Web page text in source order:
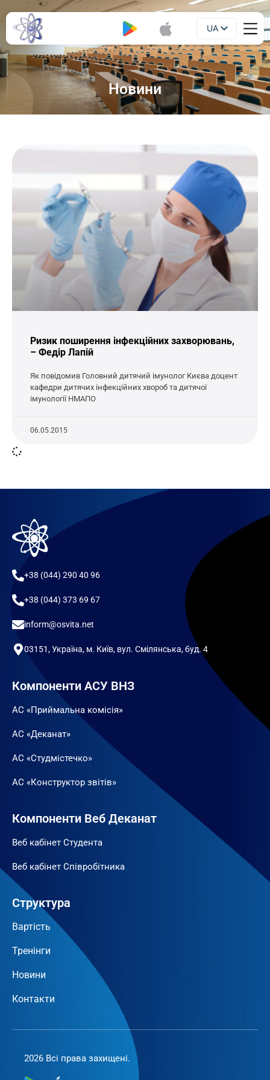
UA
EN
Новини
Ризик поширення інфекційних захворювань,
– Федір Лапій
Як повідомив Головний дитячий імунолог Києва доцент
кафедри дитячих інфекційних хвороб та дитячої
імунології НМАПО
06.05.2015
+38 (044) 290 40 96
+38 (044) 373 69 67
inform@osvita.net
03151, Україна, м. Київ, вул. Смілянська, буд. 4
Компоненти АСУ ВНЗ
АС «Приймальна комісія»
АС «Деканат»
АС «Студмістечко»
АС «Конструктор звітів»
Компоненти Веб Деканат
Веб кабінет Студента
Веб кабінет Співробітника
Структура
Вартість
Тренінги
Новини
Контакти
2026 Всі права захищені.